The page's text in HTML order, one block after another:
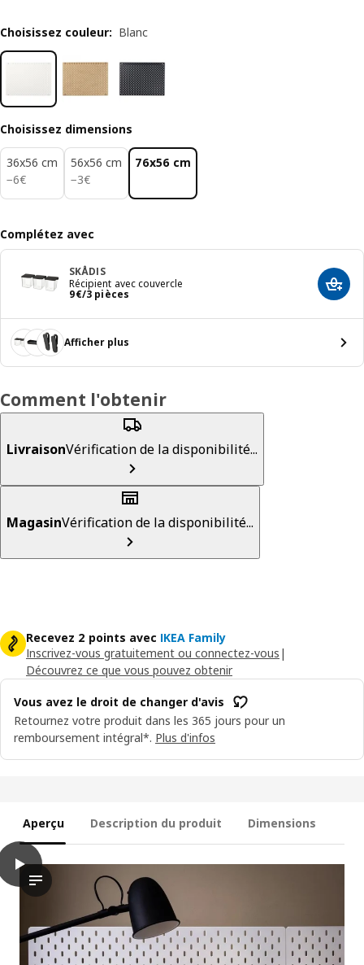
Choisissez couleur: Blanc
Choisissez dimensions
36x56 cm
−6€
6€
56x56 cm
−3€
3€
76x56 cm
Complétez avec
SKÅDIS
Récipient avec couvercle
9€/3 pièces
9€/3 pièces
Afficher plus
Comment l'obtenir
LivraisonVérification de la disponibilité...
MagasinVérification de la disponibilité...
Recevez 2 points avec IKEA Family
Inscrivez-vous gratuitement ou connectez-vous |
Découvrez ce que vous pouvez obtenir
Vous avez le droit de changer d'avis
Retournez votre produit dans les 365 jours pour un
remboursement intégral*. Plus d'infos
Aperçu Description du produit Dimensions
play
La vidéo présente un processus impliquant le produit de
SKÅDIS Panneau perforé, blanc, 76x56 cm